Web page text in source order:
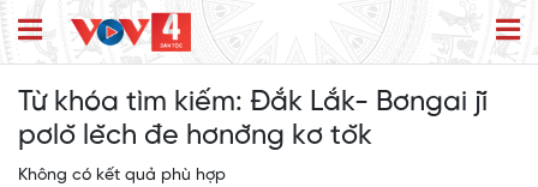
Từ khóa tìm kiếm: Đắk Lắk- Bơngai jĭ
pơlŏ lĕch đe hơnơ̆ng kơ tŏk
Không có kết quả phù hợp